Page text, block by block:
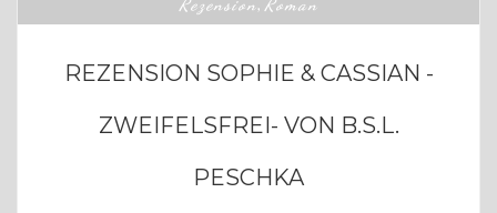
Rezension , Roman
REZENSION SOPHIE & CASSIAN -
ZWEIFELSFREI- VON B.S.L.
PESCHKA